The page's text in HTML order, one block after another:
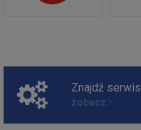
Znajdź serwis
zobacz